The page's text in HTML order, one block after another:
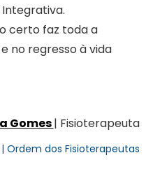
certo faz toda a
no regresso à vida
Gomes| Fisioterapeuta
Ordem dos Fisioterapeutas